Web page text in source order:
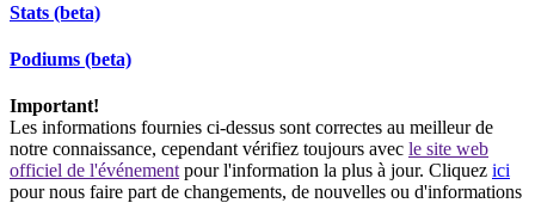
Stats (beta)
Podiums (beta)
Important!
Les informations fournies ci-dessus sont correctes au meilleur de
notre connaissance, cependant vérifiez toujours avec le site web
officiel de l'événement pour l'information la plus à jour. Cliquez ici
pour nous faire part de changements, de nouvelles ou d'informations